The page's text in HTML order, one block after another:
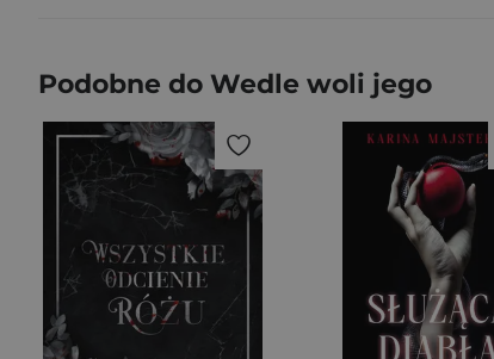
Podobne do Wedle woli jego